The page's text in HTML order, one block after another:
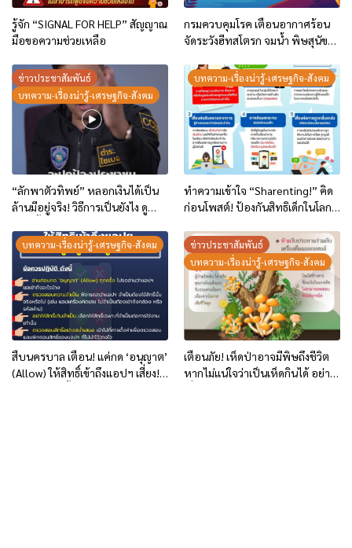
รู้จัก “SIGNAL FOR HELP” สัญญาณ
มือขอความช่วยเหลือ
กรมควบคุมโรค เตือนอากาศร้อน
จัดระวังฮีทสโตรก จมน้ำ พิษสุนัข
ข่าวประชาสัมพันธ์
บทความ-เรื่องน่ารู้-เศรษฐกิจ-สังคม
“ลักพาตัวทิพย์” หลอกเงินได้เป็น
ล้านมีอยู่จริง! วิธีการเป็นยังไง ดู
บทความ-เรื่องน่ารู้-เศรษฐกิจ-สังคม
ทำความเข้าใจ “Sharenting!” คิด
ก่อนโพสต์! ป้องกันสิทธิเด็กในโลก
บทความ-เรื่องน่ารู้-เศรษฐกิจ-สังคม
สืบนครบาล เตือน! แค่กด ‘อนุญาต’
(Allow) ให้สิทธิ์เข้าถึงแอปฯ เสี่ยง!
ข่าวประชาสัมพันธ์
บทความ-เรื่องน่ารู้-เศรษฐกิจ-สังคม
เตือนภัย! เห็ดป่าอาจมีพิษถึงชีวิต
หากไม่แน่ใจว่าเป็นเห็ดกินได้ อย่า